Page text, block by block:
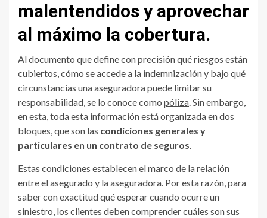
malentendidos y aprovechar
al máximo la cobertura.
Al documento que define con precisión qué riesgos están
cubiertos, cómo se accede a la indemnización y bajo qué
circunstancias una aseguradora puede limitar su
responsabilidad, se lo conoce como póliza. Sin embargo,
en esta, toda esta información está organizada en dos
bloques, que son las condiciones generales y
particulares en un contrato de seguros.
Estas condiciones establecen el marco de la relación
entre el asegurado y la aseguradora. Por esta razón, para
saber con exactitud qué esperar cuando ocurre un
siniestro, los clientes deben comprender cuáles son sus